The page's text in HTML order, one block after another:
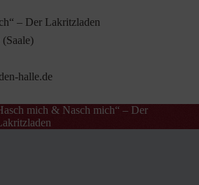
– Der Lakritzladen
halle.de
mich & Nasch mich“ – Der